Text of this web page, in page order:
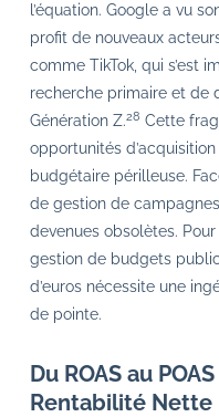
l’équation. Google a vu
profit de nouveaux
comme TikTok, qui s’est
recherche primaire et de
Génération Z.28 Cette
opportunités
budgétaire périlleuse.
de gestion de
devenues obsolètes.
gestion de budgets
d’euros nécessite une
de pointe.
Du ROAS au
Rentabilité Nette